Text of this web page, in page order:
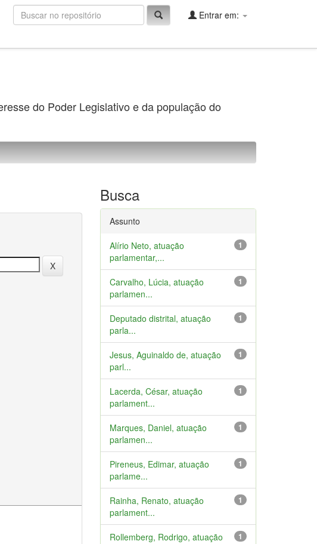
Entrar em:
do Poder Legislativo e da população do
Busca
Assunto
1
Alírio Neto, atuação
parlamentar,...
1
Carvalho, Lúcia, atuação
parlamen...
1
Deputado distrital, atuação
parla...
1
Jesus, Aguinaldo de, atuação
parl...
1
Lacerda, César, atuação
parlament...
1
Marques, Daniel, atuação
parlamen...
1
Pireneus, Edimar, atuação
parlame...
1
Rainha, Renato, atuação
parlament...
1
Rollemberg, Rodrigo, atuação